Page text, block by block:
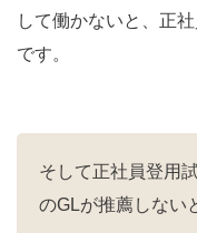
して働かないと、正
です。
そして正社員登用
のGLが推薦しない